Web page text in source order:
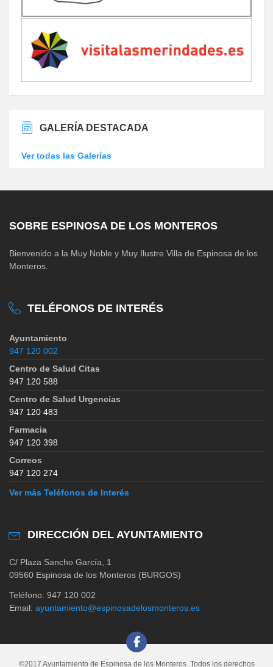
GALERÍA DESTACADA
Ver todas las Galerías
SOBRE ESPINOSA DE LOS MONTEROS
Bienvenido a la Muy Noble y Muy Ilustre Villa de Espinosa de los
Monteros.
TELÉFONOS DE INTERÉS
Ayuntamiento
947 120 002
Centro de Salud Citas
947 120 588
Centro de Salud Urgencias
947 120 483
Farmacia
947 120 398
Correos
947 120 274
Ver más Teléfonos de Interés
DIRECCIÓN DEL AYUNTAMIENTO
C/ Plaza Sancho García, 1
09560 Espinosa de los Monteros (BURGOS)
Teléfono: 947 120 002
Email: ayuntamiento@espinosadelosmonteros.es
©2017 Ayuntamiento de Espinosa de los Monteros. Todos los derechos